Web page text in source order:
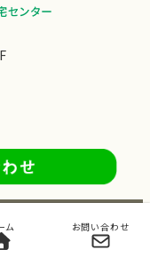
住宅センター All
ム お問い合わせ